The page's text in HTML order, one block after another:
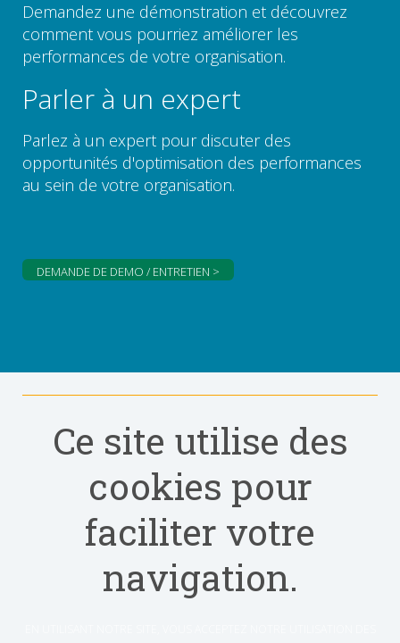
Demandez une démonstration et découvrez
comment vous pourriez améliorer les
performances de votre organisation.
Parler à un expert
Parlez à un expert pour discuter des
opportunités d'optimisation des performances
au sein de votre organisation.
DEMANDE DE DEMO / ENTRETIEN >
Ce site utilise des
cookies pour
faciliter votre
navigation.